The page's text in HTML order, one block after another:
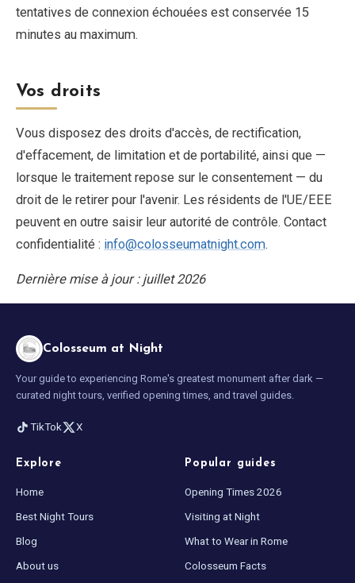
tentatives de connexion échouées est conservée 15
minutes au maximum.
Vos droits
Vous disposez des droits d'accès, de rectification,
d'effacement, de limitation et de portabilité, ainsi que —
lorsque le traitement repose sur le consentement — du
droit de le retirer pour l'avenir. Les résidents de l'UE/EEE
peuvent en outre saisir leur autorité de contrôle. Contact
confidentialité : info@colosseumatnight.com.
Dernière mise à jour : juillet 2026
Colosseum at Night
Your guide to experiencing Rome's greatest monument after dark —
curated night tours, verified opening times, and travel guides.
TikTok X
Explore
Home
Best Night Tours
Blog
About us
Popular guides
Opening Times 2026
Visiting at Night
What to Wear in Rome
Colosseum Facts